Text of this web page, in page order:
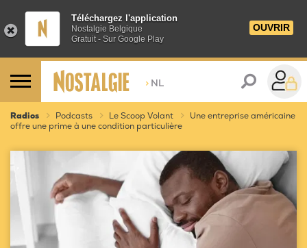
Téléchargez l'application
Nostalgie Belgique
Gratuit - Sur Google Play
OUVRIR
> NL
Radios Podcasts Le Scoop Volant
Une entreprise américaine
offre une prime à une condition particulière